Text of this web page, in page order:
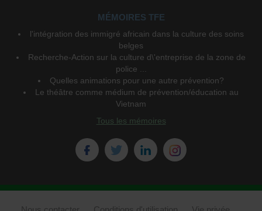
MÉMOIRES TFE
l'intégration des immigré africain dans la culture des soins
belges
Recherche-Action sur la culture d\'entreprise de la zone de
police ...
Quelles animations pour une autre prévention?
Le théâtre comme médium de prévention/éducation au
Vietnam
Tous les mémoires